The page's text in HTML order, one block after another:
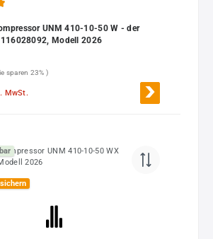
UNM 410-10-50 W - der
Modell 2026
sparen 23% )
MwSt.